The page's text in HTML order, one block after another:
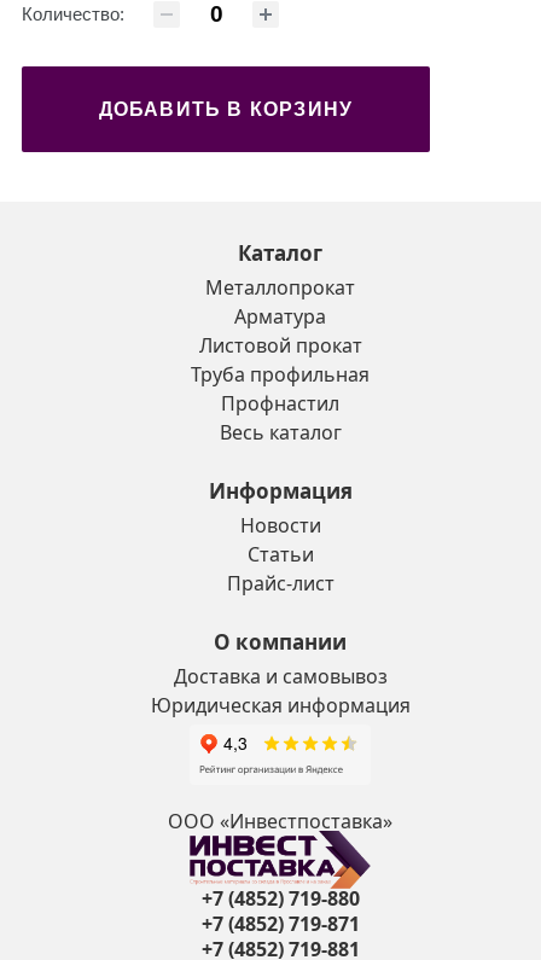
Количество:
ДОБАВИТЬ В КОРЗИНУ
Каталог
Металлопрокат
Арматура
Листовой прокат
Труба профильная
Профнастил
Весь каталог
Информация
Новости
Статьи
Прайс-лист
О компании
Доставка и самовывоз
Юридическая информация
ООО «Инвестпоставка»
+7 (4852) 719-880
+7 (4852) 719-871
+7 (4852) 719-881